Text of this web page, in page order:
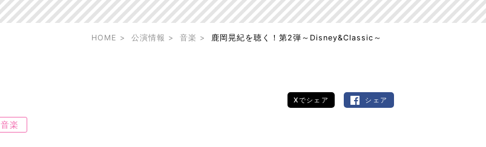
HOME 公演情報 音楽 鹿岡晃紀を聴く！第2弾～Disney&Classic～
Xでシェア シェア
音楽